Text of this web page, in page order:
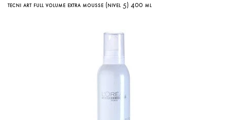
tecni art full volume extra mousse (nivel 5) 400 ml